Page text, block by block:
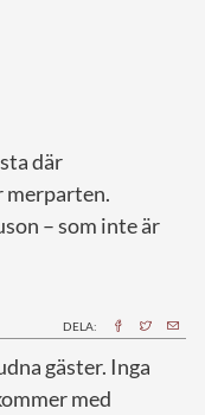
där
merparten.
– som inte är
DELA:
gäster. Inga
med